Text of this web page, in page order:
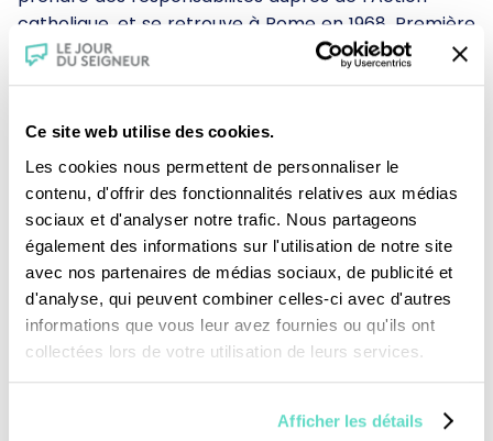
Ce site web utilise des cookies.
Les cookies nous permettent de personnaliser le
contenu, d'offrir des fonctionnalités relatives aux médias
sociaux et d'analyser notre trafic. Nous partageons
également des informations sur l'utilisation de notre site
avec nos partenaires de médias sociaux, de publicité et
d'analyse, qui peuvent combiner celles-ci avec d'autres
informations que vous leur avez fournies ou qu'ils ont
collectées lors de votre utilisation de leurs services.
Afficher les détails
catholique, et se retrouve à Rome en 1968. Première
femme au Congresso ni consacrée ni religieuse, elle
entre en 1977 au conseil pontifical pour les laïcs
ans.
Vendredi 24 mars :Comme le bon dieu voudra
Samedi 25 mars: Interviews de réalisatrices
Mardi 28 mars:Marie Noël 1883-1967 – Aimer
toujours. Portrait d’une âme
Un documentaire touchant surMarie Noël, la
poétesse d’Auxerre, qui a su mettre en mots la
douleur et l’amour, avec une infinie délicatesse.